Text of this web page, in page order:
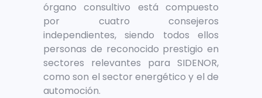
órgano consultivo está compuesto
por cuatro consejeros
independientes, siendo todos ellos
personas de reconocido prestigio en
sectores relevantes para SIDENOR,
como son el sector energético y el de
automoción.